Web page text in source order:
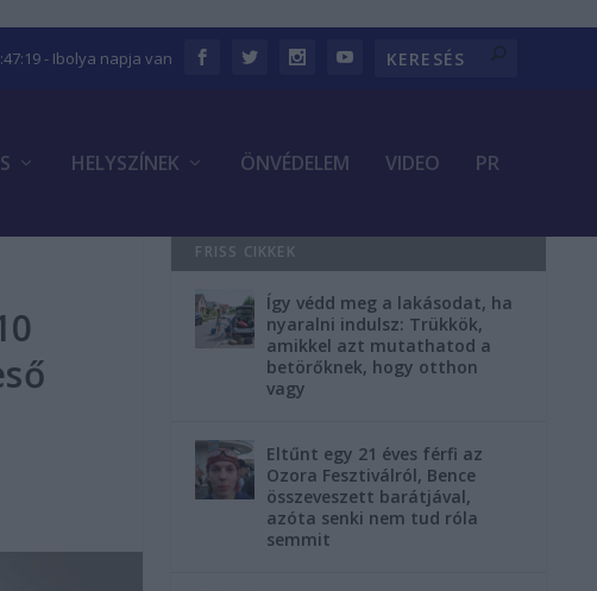
- Ibolya napja van
HELYSZÍNEK ÖNVÉDELEM VIDEO PR
FRISS CIKKEK
Így védd meg a lakásodat, ha
nyaralni indulsz: Trükkök,
amikkel azt mutathatod a
betörőknek, hogy otthon
vagy
Eltűnt egy 21 éves férfi az
Ozora Fesztiválról, Bence
összeveszett barátjával,
azóta senki nem tud róla
semmit